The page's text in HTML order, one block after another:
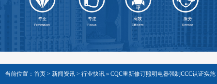
当前位置： 首页 > 新闻资讯 > 行业快讯 » CQC重新修订照明电器强制CCC认证实施